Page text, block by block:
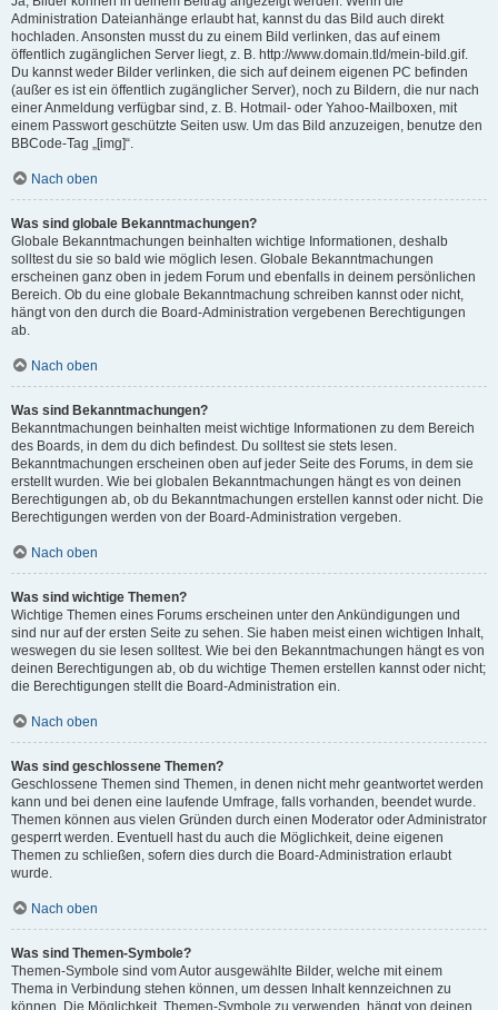
Administration Dateianhänge erlaubt hat, kannst du das Bild auch direkt
hochladen. Ansonsten musst du zu einem Bild verlinken, das auf einem
öffentlich zugänglichen Server liegt, z. B. http://www.domain.tld/mein-bild.gif.
Du kannst weder Bilder verlinken, die sich auf deinem eigenen PC befinden
(außer es ist ein öffentlich zugänglicher Server), noch zu Bildern, die nur nach
einer Anmeldung verfügbar sind, z. B. Hotmail- oder Yahoo-Mailboxen, mit
einem Passwort geschützte Seiten usw. Um das Bild anzuzeigen, benutze den
BBCode-Tag „[img]“.
Nach oben
Was sind globale Bekanntmachungen?
Globale Bekanntmachungen beinhalten wichtige Informationen, deshalb
solltest du sie so bald wie möglich lesen. Globale Bekanntmachungen
erscheinen ganz oben in jedem Forum und ebenfalls in deinem persönlichen
Bereich. Ob du eine globale Bekanntmachung schreiben kannst oder nicht,
hängt von den durch die Board-Administration vergebenen Berechtigungen
ab.
Nach oben
Was sind Bekanntmachungen?
Bekanntmachungen beinhalten meist wichtige Informationen zu dem Bereich
des Boards, in dem du dich befindest. Du solltest sie stets lesen.
Bekanntmachungen erscheinen oben auf jeder Seite des Forums, in dem sie
erstellt wurden. Wie bei globalen Bekanntmachungen hängt es von deinen
Berechtigungen ab, ob du Bekanntmachungen erstellen kannst oder nicht. Die
Berechtigungen werden von der Board-Administration vergeben.
Nach oben
Was sind wichtige Themen?
Wichtige Themen eines Forums erscheinen unter den Ankündigungen und
sind nur auf der ersten Seite zu sehen. Sie haben meist einen wichtigen Inhalt,
weswegen du sie lesen solltest. Wie bei den Bekanntmachungen hängt es von
deinen Berechtigungen ab, ob du wichtige Themen erstellen kannst oder nicht;
die Berechtigungen stellt die Board-Administration ein.
Nach oben
Was sind geschlossene Themen?
Geschlossene Themen sind Themen, in denen nicht mehr geantwortet werden
kann und bei denen eine laufende Umfrage, falls vorhanden, beendet wurde.
Themen können aus vielen Gründen durch einen Moderator oder Administrator
gesperrt werden. Eventuell hast du auch die Möglichkeit, deine eigenen
Themen zu schließen, sofern dies durch die Board-Administration erlaubt
wurde.
Nach oben
Was sind Themen-Symbole?
Themen-Symbole sind vom Autor ausgewählte Bilder, welche mit einem
Thema in Verbindung stehen können, um dessen Inhalt kennzeichnen zu
können. Die Möglichkeit, Themen-Symbole zu verwenden, hängt von deinen